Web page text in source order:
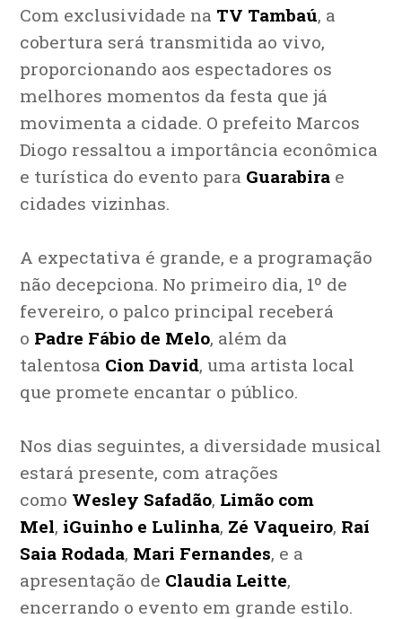
Com exclusividade na TV Tambaú, a
cobertura será transmitida ao vivo,
proporcionando aos espectadores os
melhores momentos da festa que já
movimenta a cidade. O prefeito Marcos
Diogo ressaltou a importância econômica
e turística do evento para Guarabira e
cidades vizinhas.
A expectativa é grande, e a programação
não decepciona. No primeiro dia, 1º de
fevereiro, o palco principal receberá
o Padre Fábio de Melo, além da
talentosa Cion David, uma artista local
que promete encantar o público.
Nos dias seguintes, a diversidade musical
estará presente, com atrações
como Wesley Safadão, Limão com
Mel, iGuinho e Lulinha, Zé Vaqueiro, Raí
Saia Rodada, Mari Fernandes, e a
apresentação de Claudia Leitte,
encerrando o evento em grande estilo.